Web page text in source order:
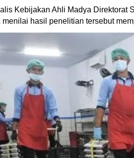
Kebijakan Ahli Madya
menilai hasil penelitian tersebut